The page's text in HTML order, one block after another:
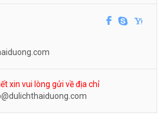
xin vui lòng gửi về địa chỉ